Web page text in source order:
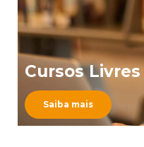
Cursos Livres
Saiba mais